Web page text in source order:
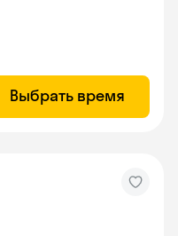
Выбрать время